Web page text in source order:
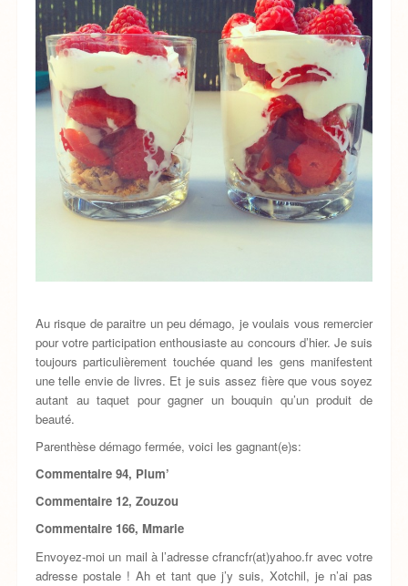
Au risque de paraitre un peu démago, je voulais vous remercier
pour votre participation enthousiaste au concours d’hier. Je suis
toujours particulièrement touchée quand les gens manifestent
une telle envie de livres. Et je suis assez fière que vous soyez
autant au taquet pour gagner un bouquin qu’un produit de
beauté.
Parenthèse démago fermée, voici les gagnant(e)s:
Commentaire 94, Plum’
Commentaire 12, Zouzou
Commentaire 166, Mmarie
Envoyez-moi un mail à l’adresse cfrancfr(at)yahoo.fr avec votre
adresse postale ! Ah et tant que j’y suis, Xotchil, je n’ai pas